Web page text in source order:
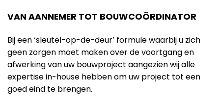
VAN AANNEMER TOT BOUWCOÖRDINATOR
Bij een ‘sleutel-op-de-deur’ formule waarbij u zich
geen zorgen moet maken over de voortgang en
afwerking van uw bouwproject aangezien wij alle
expertise in-house hebben om uw project tot een
goed eind te brengen.